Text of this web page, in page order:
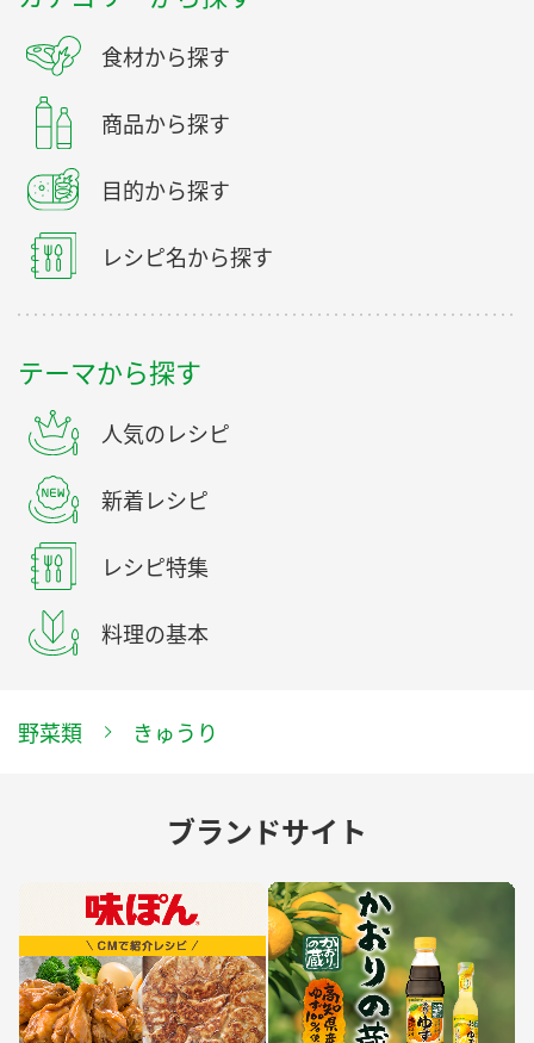
食材から探す
商品から探す
目的から探す
レシピ名から探す
テーマから探す
人気のレシピ
新着レシピ
レシピ特集
料理の基本
野菜類 きゅうり
ブランドサイト